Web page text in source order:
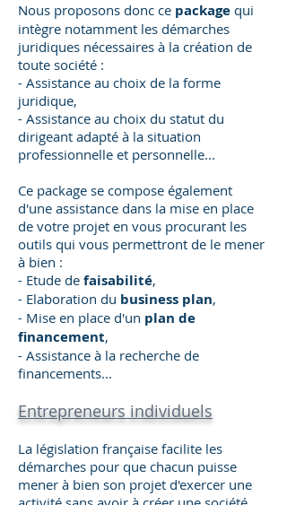
Nous proposons donc ce package qui
intègre notamment les démarches
juridiques nécessaires à la création de
toute société :
- Assistance au choix de la forme
juridique,
- Assistance au choix du statut du
dirigeant adapté à la situation
professionnelle et personnelle...
Ce package se compose également
d'une assistance dans la mise en place
de votre projet en vous procurant les
outils qui vous permettront de le mener
à bien :
- Etude de faisabilité,
- Elaboration du business plan,
- Mise en place d'un plan de
financement,
- Assistance à la recherche de
financements...
Entrepreneurs individuels
La législation française facilite les
démarches pour que chacun puisse
mener à bien son projet d'exercer une